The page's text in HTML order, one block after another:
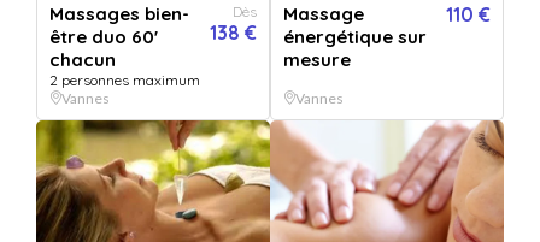
Afficher toutes
les images
Massages bien-
être duo 60'
chacun
2 personnes maximum
Dès
138 €
Vannes
Massage
énergétique sur
mesure
110 €
Vannes